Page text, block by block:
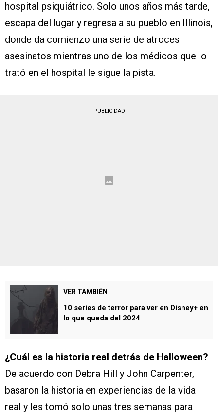
hospital psiquiátrico. Solo unos años más tarde,
escapa del lugar y regresa a su pueblo en Illinois,
donde da comienzo una serie de atroces
asesinatos mientras uno de los médicos que lo
trató en el hospital le sigue la pista.
PUBLICIDAD
VER TAMBIÉN
10 series de terror para ver en Disney+ en
lo que queda del 2024
¿Cuál es la historia real detrás de Halloween?
De acuerdo con Debra Hill y John Carpenter,
basaron la historia en experiencias de la vida
real y les tomó solo unas tres semanas para